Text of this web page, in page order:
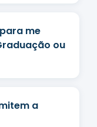
me
ou
a